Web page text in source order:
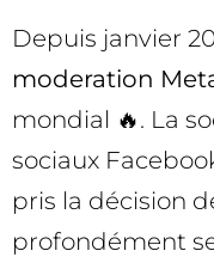
Depuis janvier
moderation
mondial 🔥. La
sociaux
pris la décision
profondément